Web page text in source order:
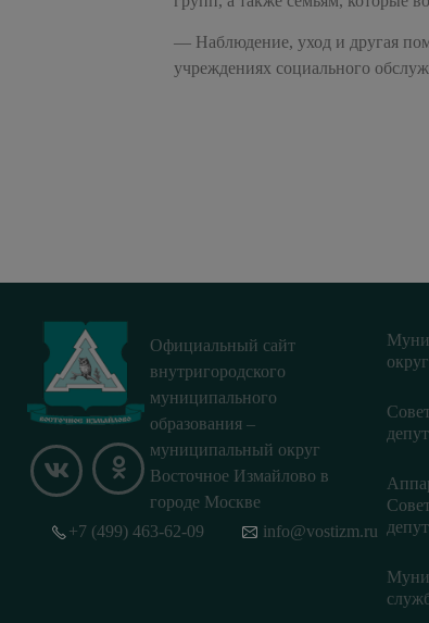
— Наблюдение, уход и другая
учреждениях социального
Официальный сайт
внутригородского
муниципального
образования –
муниципальный округ
Восточное Измайлово в
городе Москве
округ
+7 (499) 463-62-09 info@vostizm.ru